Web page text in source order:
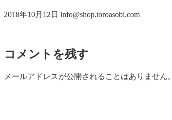
2018年10月12日 info@shop.toroasobi.com
コメントを残す
メールアドレスが公開されることはありません。